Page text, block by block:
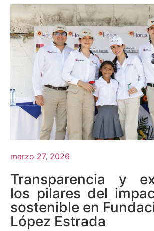
marzo 27, 2026
Transparencia y
los pilares del
sostenible en
López Estrada